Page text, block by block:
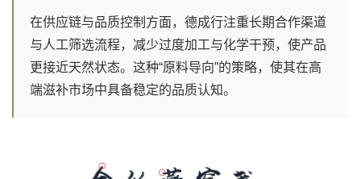
在供应链与品质控制方面，德成行注重长期合作渠道
与人工筛选流程，减少过度加工与化学干预，使产品
更接近天然状态。这种“原料导向”的策略，使其在高
端滋补市场中具备稳定的品质认知。